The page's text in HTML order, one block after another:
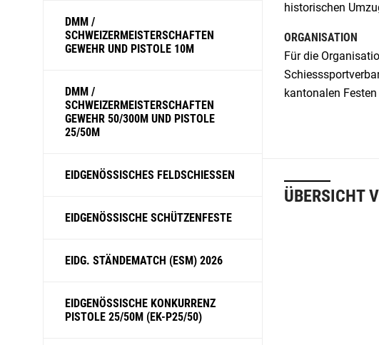
DMM /
SCHWEIZERMEISTERSCHAFTEN
GEWEHR UND PISTOLE 10M
DMM /
SCHWEIZERMEISTERSCHAFTEN
GEWEHR 50/300M UND PISTOLE
25/50M
EIDGENÖSSISCHES FELDSCHIESSEN
EIDGENÖSSISCHE SCHÜTZENFESTE
EIDG. STÄNDEMATCH (ESM) 2026
EIDGENÖSSISCHE KONKURRENZ
PISTOLE 25/50M (EK-P25/50)
historischen
ORGANISATION
Für die
kantonalen
ÜBERSICHT